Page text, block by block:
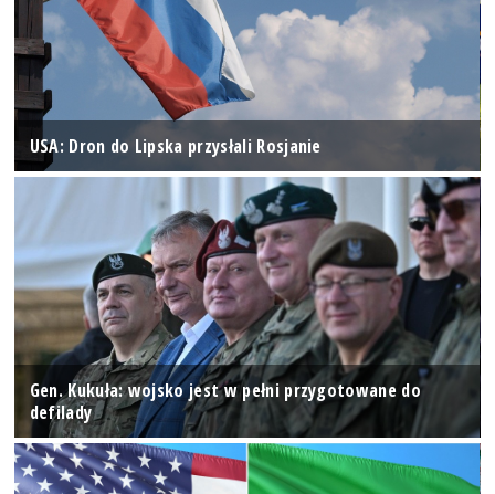
USA: Dron do Lipska przysłali Rosjanie
Gen. Kukuła: wojsko jest w pełni przygotowane do
defilady